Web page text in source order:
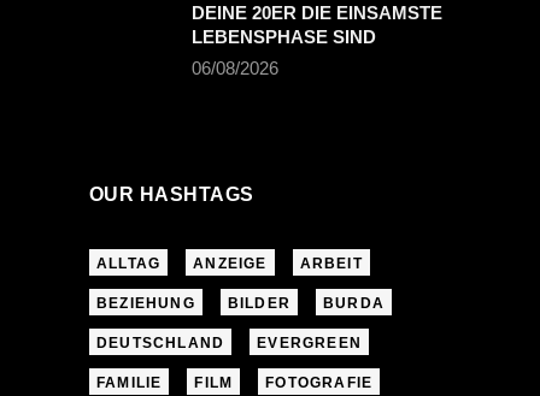
DEINE 20ER DIE EINSAMSTE
LEBENSPHASE SIND
06/08/2026
OUR HASHTAGS
ALLTAG ANZEIGE ARBEIT
BEZIEHUNG BILDER BURDA
DEUTSCHLAND EVERGREEN
FAMILIE FILM FOTOGRAFIE